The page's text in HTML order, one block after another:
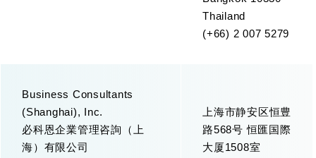
Thailand
(+66) 2 007 5279
Business Consultants
(Shanghai), Inc.
必科恩企業管理咨詢（上
海）有限公司
上海市静安区恒豊
路568号 恒匯国際
大厦1508室